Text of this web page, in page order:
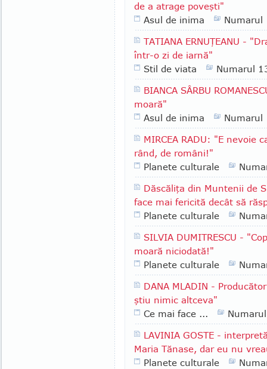
de a atrage poveşti"
Asul de inima
Numarul
TATIANA ERNUŢEANU -
într-o zi de iarnă"
Stil de viata
Numarul
BIANCA SÂRBU
moară"
Asul de inima
Numarul
MIRCEA RADU: "E nevoie
rând, de români!"
Planete culturale
Dăscăliţa din Muntenii de
face mai fericită decât să
Planete culturale
SILVIA DUMITRESCU -
moară niciodată!"
Planete culturale
DANA MLADIN -
ştiu nimic altceva"
Ce mai face ...
LAVINIA GOSTE -
Maria Tănase, dar eu nu
Planete culturale